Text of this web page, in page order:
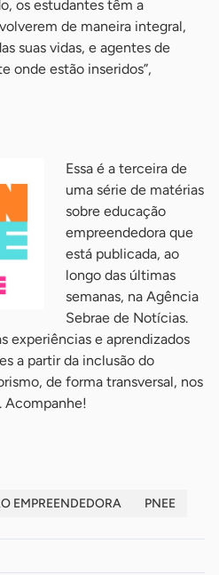
os estudantes têm a
de maneira integral,
suas vidas, e agentes de
onde estão inseridos”,
Essa é a terceira de
uma série de matérias
sobre educação
empreendedora que
está publicada, ao
longo das últimas
semanas, na Agência
Sebrae de Notícias.
experiências e aprendizados
a partir da inclusão do
de forma transversal, nos
Acompanhe!
EMPREENDEDORA PNEE